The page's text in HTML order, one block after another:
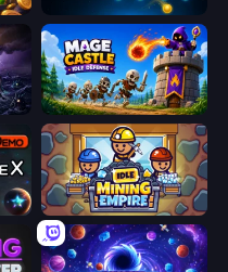
Plinko Idle
Mage Castle Idle Defense
Idle Mining Empire